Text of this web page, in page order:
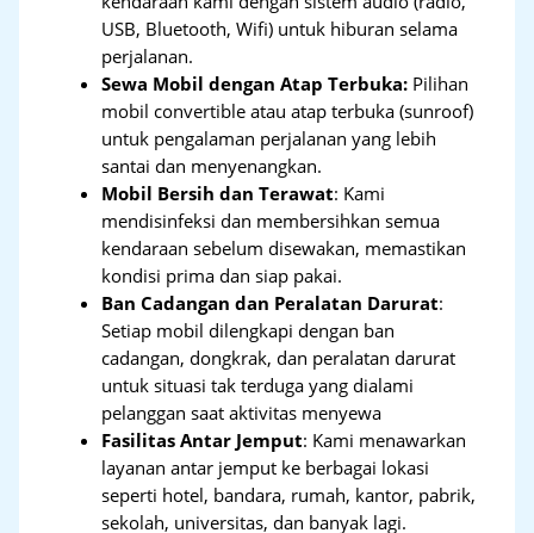
USB, Bluetooth, Wifi) untuk hiburan selama
perjalanan.
Sewa Mobil dengan Atap Terbuka: Pilihan
mobil convertible atau atap terbuka (sunroof)
untuk pengalaman perjalanan yang lebih
santai dan menyenangkan.
Mobil Bersih dan Terawat: Kami
mendisinfeksi dan membersihkan semua
kendaraan sebelum disewakan, memastikan
kondisi prima dan siap pakai.
Ban Cadangan dan Peralatan Darurat:
Setiap mobil dilengkapi dengan ban
cadangan, dongkrak, dan peralatan darurat
untuk situasi tak terduga yang dialami
pelanggan saat aktivitas menyewa
Fasilitas Antar Jemput: Kami menawarkan
layanan antar jemput ke berbagai lokasi
seperti hotel, bandara, rumah, kantor, pabrik,
sekolah, universitas, dan banyak lagi.